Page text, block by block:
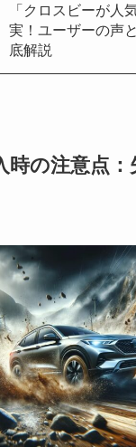
「クロスビーが人
実！ユーザーの声
底解説
時の注意点：